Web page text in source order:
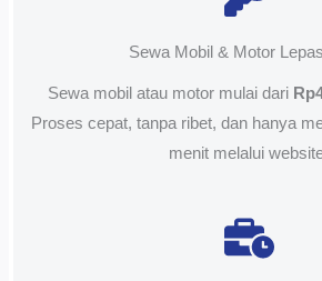
Sewa Mobil & Motor
Sewa mobil atau motor mulai dari
Proses cepat, tanpa ribet, dan hanya
menit melalui